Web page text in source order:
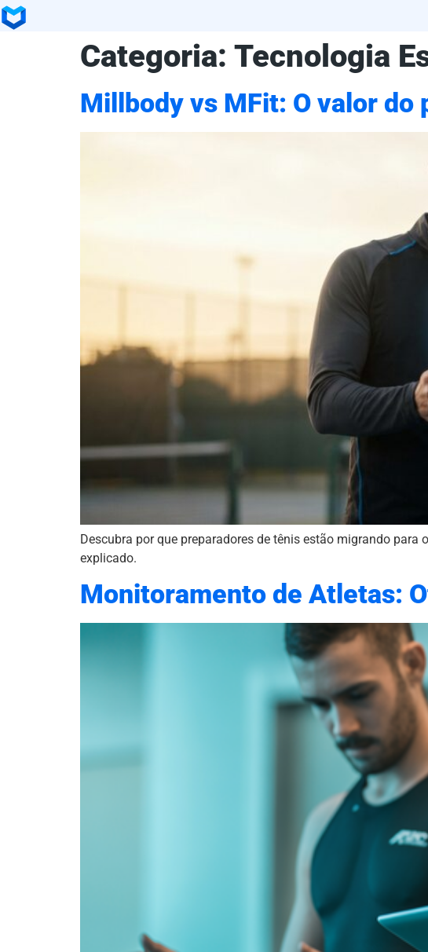
Categoria: Tecnologia
Millbody vs MFit: O valor do
Descubra por que preparadores de tênis estão migrando
explicado.
Monitoramento de Atletas: